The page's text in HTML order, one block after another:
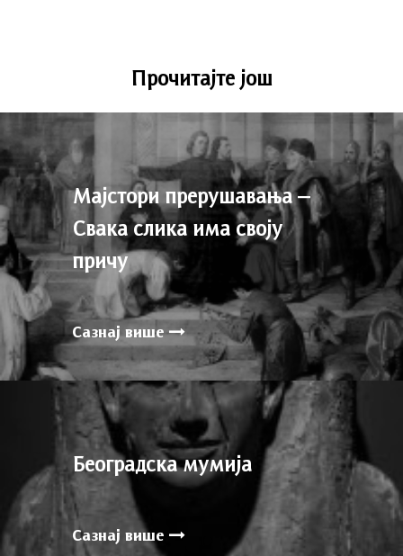
Прочитајте још
Мајстори прерушавања –
Свака слика има своју
причу
Сазнај више
Београдска мумија
Сазнај више